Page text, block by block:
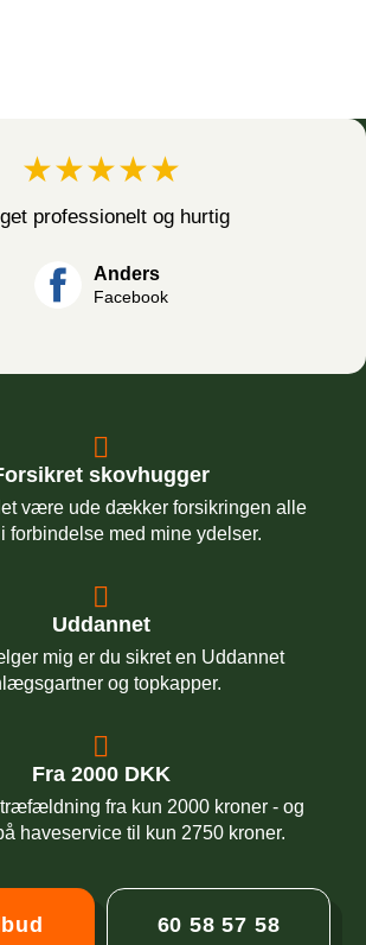
★★★★★
professionelt og hurtig
Anders
Facebook
skovhugger
være ude dækker forsikringen alle
forbindelse med mine ydelser.
Uddannet
mig er du sikret en Uddannet
og topkapper.
Fra 2000 DKK
fra kun 2000 kroner - og
haveservice til kun 2750 kroner.
60 58 57 58